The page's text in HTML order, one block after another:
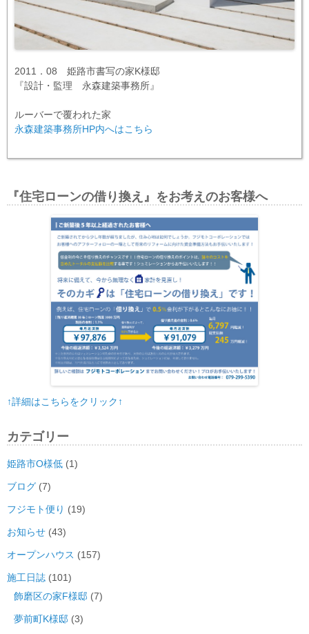
2011．08 姫路市書写の家K様邸
『設計・監理 永森建築事務所』
ルーバーで覆われた家
永森建築事務所HP内へはこちら
『住宅ローンの借り換え』をお考えのお客様へ
↑詳細はこちらをクリック↑
カテゴリー
姫路市O様低 (1)
ブログ (7)
フジモト便り (19)
お知らせ (43)
オープンハウス (157)
施工日誌 (101)
飾磨区の家F様邸 (7)
夢前町K様邸 (3)